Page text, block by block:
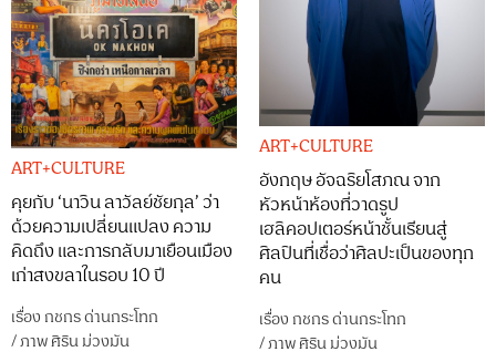
ART+CULTURE
คุยกับ ‘นาวิน ลาวัลย์ชัยกุล’ ว่า
ด้วยความเปลี่ยนแปลง ความ
คิดถึง และการกลับมาเยือนเมือง
เก่าสงขลาในรอบ 10 ปี
เรื่อง กชกร ด่านกระโทก
/ภาพศิริน ม่วงมัน
ART+CULTURE
อังกฤษ อัจฉริยโสภณ จาก
หัวหน้าห้องที่วาดรูป
เฮลิคอปเตอร์หน้าชั้นเรียนสู่
ศิลปินที่เชื่อว่าศิลปะเป็นของทุก
คน
เรื่อง กชกร ด่านกระโทก
/ภาพศิริน ม่วงมัน